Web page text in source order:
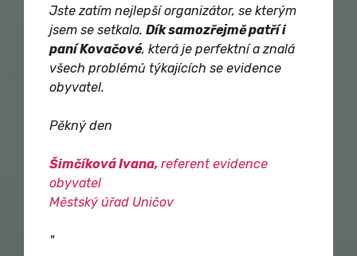
Jste zatím nejlepší organizátor, se kterým
jsem se setkala. Dík samozřejmě patří i
paní Kovačové, která je perfektní a znalá
všech problémů týkajících se evidence
obyvatel.
Pěkný den
Šimčíková Ivana, referent evidence
obyvatel
Městský úřad Uničov
"